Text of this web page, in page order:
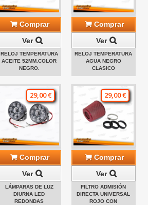
Comprar
Ver
RELOJ TEMPERATURA
ACEITE 52MM.COLOR
NEGRO.
Comprar
Ver
RELOJ TEMPERATURA
AGUA NEGRO
CLASICO
29,00 €
Comprar
Ver
LÁMPARAS DE LUZ
DIURNA LED
REDONDAS
29,00 €
Comprar
Ver
FILTRO ADMISIÓN
DIRECTA UNIVERSAL
ROJO CON